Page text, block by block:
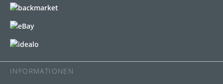
INFORMATIONEN